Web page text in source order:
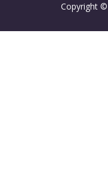
Copyright ©